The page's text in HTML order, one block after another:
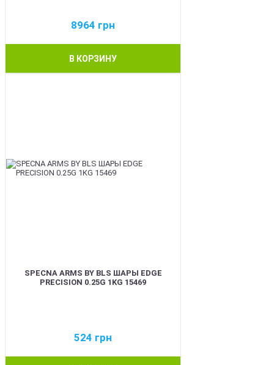
8964 грн
В КОРЗИНУ
SPECNA ARMS BY BLS ШАРЫ EDGE
PRECISION 0.25G 1KG 15469
524 грн